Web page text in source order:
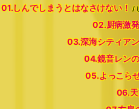
01.しんでしまうとはなさけない！/
02.厨病激
03.深海シティア
04.鏡音レン
05.よっこら
06.